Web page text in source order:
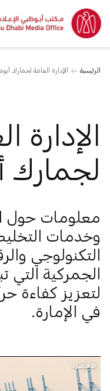
الرئيسية الإدارة العامة لجمارك
الإدارة
لجمارك
معلومات حول
وخدمات
التكنولوجي
الجمركية التي
لتعزيز كفاءة
في الإمارة.
الاقتصاد